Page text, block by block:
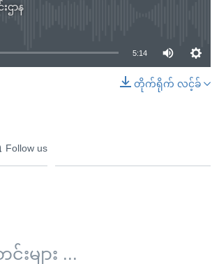
ာန
source currently available
5:14
တိုက်ရိုက် လင့်ခ်
Follow us
များ ...